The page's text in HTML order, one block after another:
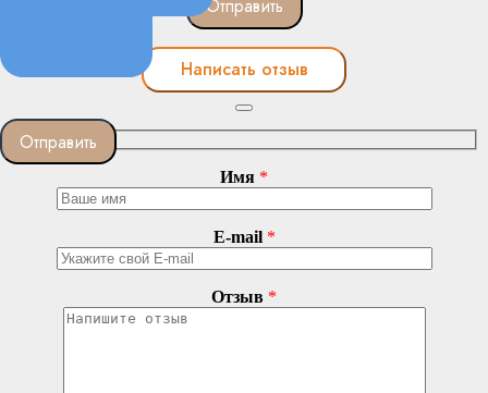
Написать отзыв
Имя *
E-mail *
Отзыв *